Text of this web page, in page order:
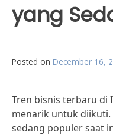
yang
Posted on December 16,
Tren bisnis terbaru di
menarik untuk diikuti.
sedang populer saat